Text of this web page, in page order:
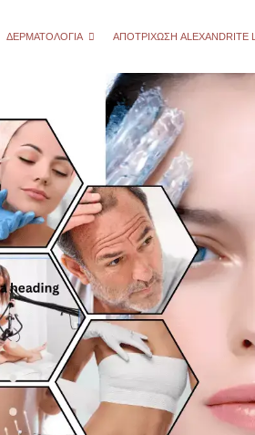
ΔΕΡΜΑΤΟΛΟΓΊΑ ΑΠΟΤΡΊΧΩΣΗ ALEXANDRITE